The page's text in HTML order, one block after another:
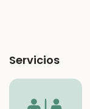
Servicios